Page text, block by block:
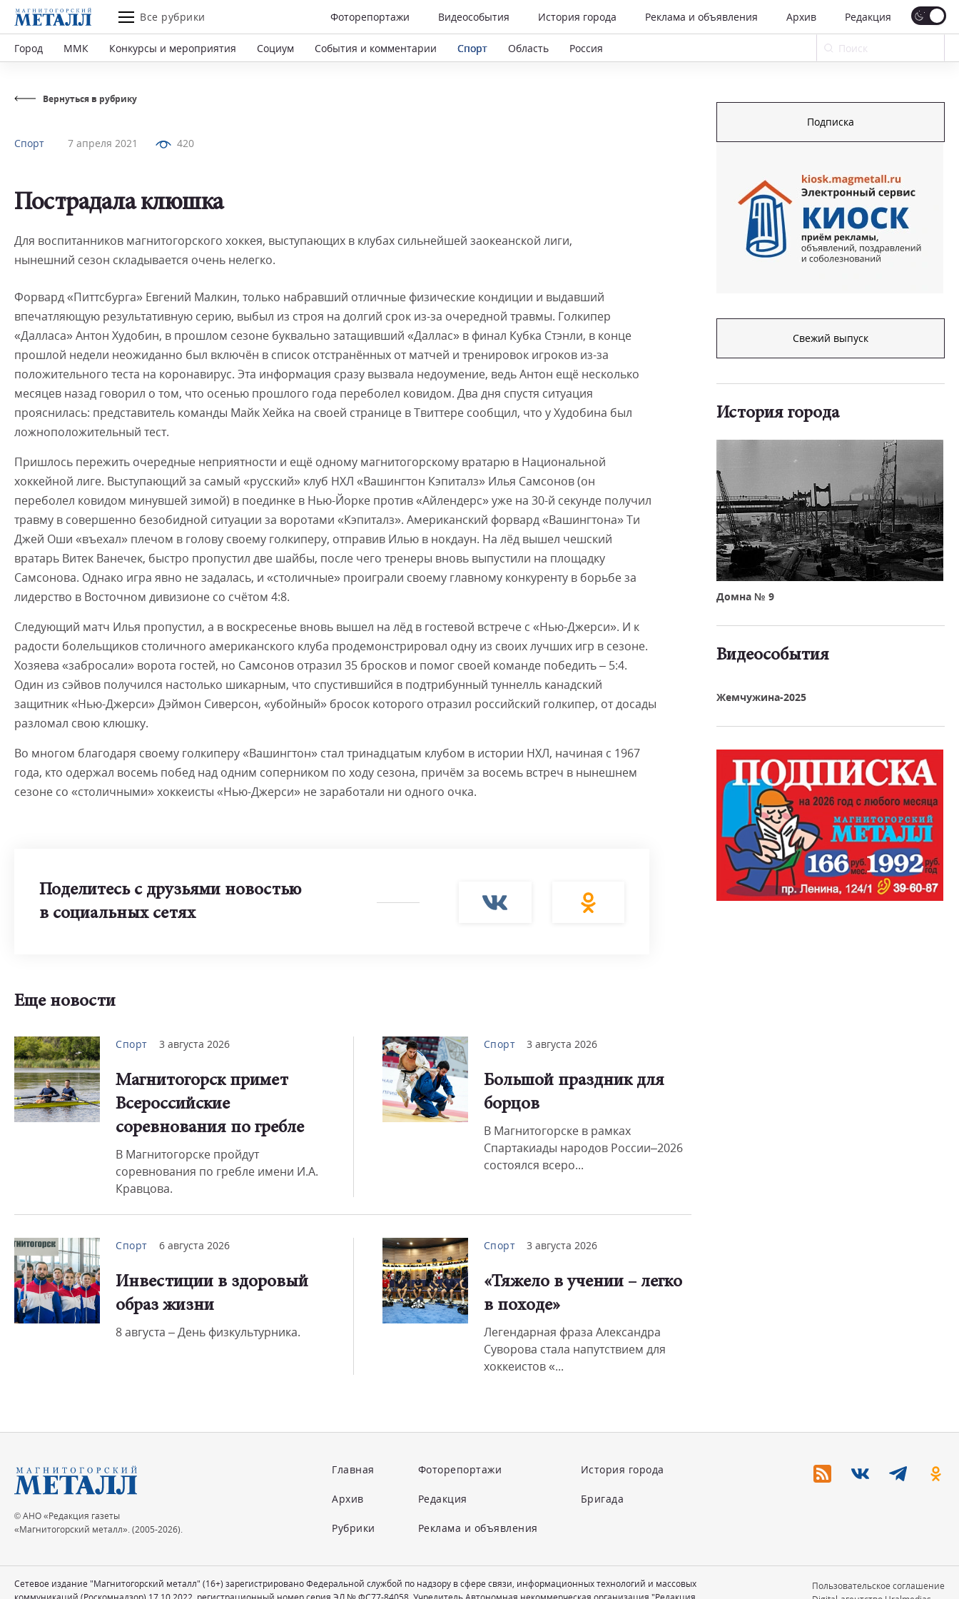
Все рубрики Фоторепортажи Видеособытия История города Реклама и объявления Архив Редакция
Город ММК Конкурсы и мероприятия Социум События и комментарии Спорт Область Россия
Вернуться в рубрику
Спорт 7 апреля 2021 420
Пострадала клюшка
Для воспитанников магнитогорского хоккея, выступающих в клубах сильнейшей заокеанской лиги,
нынешний сезон складывается очень нелегко.
Форвард «Питтсбурга» Евгений Малкин, только набравший отличные физические кондиции и выдавший
впечатляющую результативную серию, выбыл из строя на долгий срок из-за очередной травмы. Голкипер
«Далласа» Антон Худобин, в прошлом сезоне буквально затащивший «Даллас» в финал Кубка Стэнли, в конце
прошлой недели неожиданно был включён в список отстранённых от матчей и тренировок игроков из-за
положительного теста на коронавирус. Эта информация сразу вызвала недоумение, ведь Антон ещё несколько
месяцев назад говорил о том, что осенью прошлого года переболел ковидом. Два дня спустя ситуация
прояснилась: представитель команды Майк Хейка на своей странице в Твиттере сообщил, что у Худобина был
ложноположительный тест.
Пришлось пережить очередные неприятности и ещё одному магнитогорскому вратарю в Национальной
хоккейной лиге. Выступающий за самый «русский» клуб НХЛ «Вашингтон Кэпиталз» Илья Самсонов (он
переболел ковидом минувшей зимой) в поединке в Нью-Йорке против «Айлендерс» уже на 30-й секунде получил
травму в совершенно безобидной ситуации за воротами «Кэпиталз». Американский форвард «Вашингтона» Ти
Джей Оши «въехал» плечом в голову своему голкиперу, отправив Илью в нокдаун. На лёд вышел чешский
вратарь Витек Ванечек, быстро пропустил две шайбы, после чего тренеры вновь выпустили на площадку
Самсонова. Однако игра явно не задалась, и «столичные» проиграли своему главному конкуренту в борьбе за
лидерство в Восточном дивизионе со счётом 4:8.
Следующий матч Илья пропустил, а в воскресенье вновь вышел на лёд в гостевой встрече с «Нью-Джерси». И к
радости болельщиков столичного американского клуба продемонстрировал одну из своих лучших игр в сезоне.
Хозяева «забросали» ворота гостей, но Самсонов отразил 35 бросков и помог своей команде победить – 5:4.
Один из сэйвов получился настолько шикарным, что спустившийся в подтрибунный туннелль канадский
защитник «Нью-Джерси» Дэймон Сиверсон, «убойный» бросок которого отразил российский голкипер, от досады
разломал свою клюшку.
Во многом благодаря своему голкиперу «Вашингтон» стал тринадцатым клубом в истории НХЛ, начиная с 1967
года, кто одержал восемь побед над одним соперником по ходу сезона, причём за восемь встреч в нынешнем
сезоне со «столичными» хоккеисты «Нью-Джерси» не заработали ни одного очка.
Поделитесь с друзьями новостью
в социальных сетях
Еще новости
Спорт 3 августа 2026
Магнитогорск примет
Всероссийские
соревнования по гребле
В Магнитогорске пройдут
соревнования по гребле имени И.А.
Кравцова.
Спорт 3 августа 2026
Большой праздник для
борцов
В Магнитогорске в рамках
Спартакиады народов России–2026
состоялся всеро...
Спорт 6 августа 2026
Инвестиции в здоровый
образ жизни
8 августа – День физкультурника.
Спорт 3 августа 2026
«Тяжело в учении – легко
в походе»
Легендарная фраза Александра
Суворова стала напутствием для
хоккеистов «...
Подписка
Свежий выпуск
История города
Домна № 9
Видеособытия
Жемчужина-2025
© АНО «Редакция газеты
«Магнитогорский металл». (2005-2026).
Главная
Архив
Рубрики
Фоторепортажи
Редакция
Реклама и объявления
История города
Бригада
Сетевое издание "Магнитогорский металл" (16+) зарегистрировано Федеральной службой по надзору в сфере связи, информационных технологий и массовых
Пользовательское соглашение